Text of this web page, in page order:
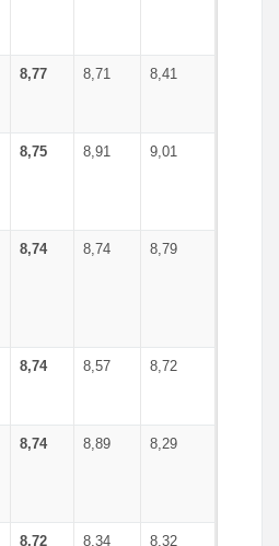
8,77 8,71 8,41
8,75 8,91 9,01
8,74 8,74 8,79
8,74 8,57 8,72
8,74 8,89 8,29
8,72 8,34 8,32